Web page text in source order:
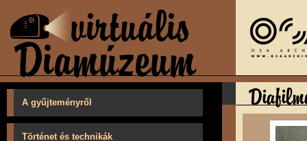
A gyűjteményről
Történet és technikák